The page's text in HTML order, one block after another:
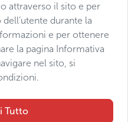
attraverso il sito e per
durante la
e per ottenere
la pagina Informativa
nel sito, si
Tutto